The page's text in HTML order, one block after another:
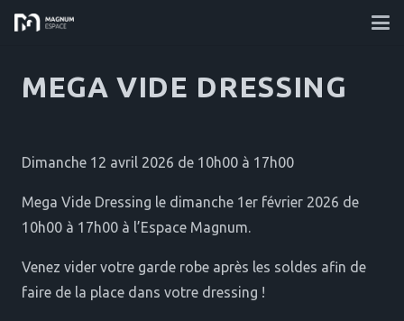
MEGA VIDE DRESSING
Dimanche 12 avril 2026 de 10h00 à 17h00
Mega Vide Dressing le dimanche 1er février 2026 de
10h00 à 17h00 à l’Espace Magnum.
Venez vider votre garde robe après les soldes afin de
faire de la place dans votre dressing !